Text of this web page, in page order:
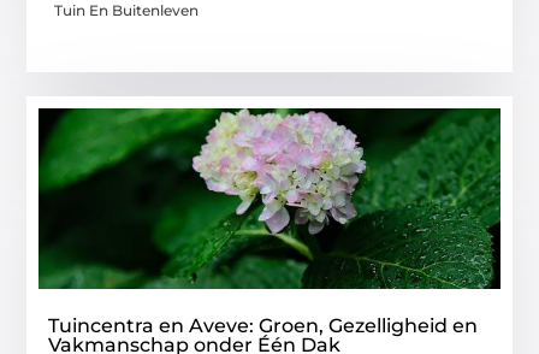
Tuin En Buitenleven
Tuincentra en Aveve: Groen, Gezelligheid en
Vakmanschap onder Één Dak